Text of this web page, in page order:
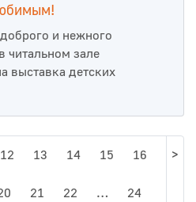
и нежного
читальном зале
выставка детских
12 13 14 15 16
21 22 … 24
>